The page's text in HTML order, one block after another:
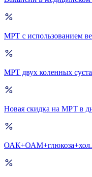
МРТ с использованием
МРТ двух коленных
Новая скидка на МРТ в
ОАК+ОАМ+глюкоза+хол.